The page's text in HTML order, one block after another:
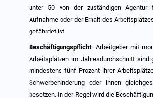
unter 50 von der zuständigen Agentur
Aufnahme oder der Erhalt des
gefährdet ist.
Beschäftigungspflicht: Arbeitgeber mit
Arbeitsplätzen im Jahresdurchschnitt sind
mindestens fünf Prozent ihrer
Schwerbehinderung oder ihnen
besetzen. In der Regel wird die